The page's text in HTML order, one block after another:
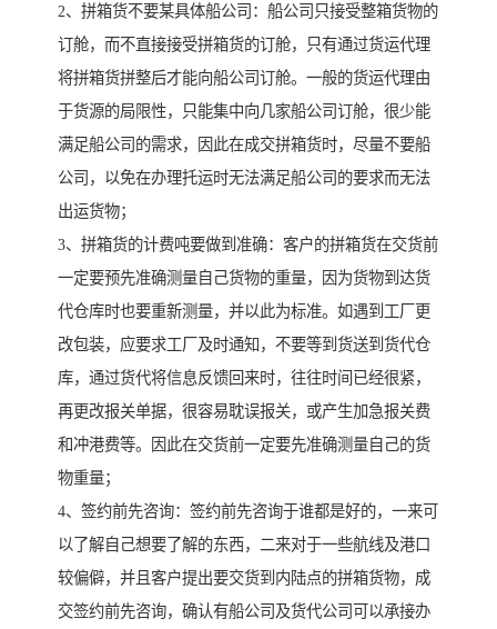
2、拼箱货不要某具体船公司：船公司只接受整箱货物的
订舱，而不直接接受拼箱货的订舱，只有通过货运代理
将拼箱货拼整后才能向船公司订舱。一般的货运代理由
于货源的局限性，只能集中向几家船公司订舱，很少能
满足船公司的需求，因此在成交拼箱货时，尽量不要船
公司，以免在办理托运时无法满足船公司的要求而无法
出运货物；
3、拼箱货的计费吨要做到准确：客户的拼箱货在交货前
一定要预先准确测量自己货物的重量，因为货物到达货
代仓库时也要重新测量，并以此为标准。如遇到工厂更
改包装，应要求工厂及时通知，不要等到货送到货代仓
库，通过货代将信息反馈回来时，往往时间已经很紧，
再更改报关单据，很容易耽误报关，或产生加急报关费
和冲港费等。因此在交货前一定要先准确测量自己的货
物重量；
4、签约前先咨询：签约前先咨询于谁都是好的，一来可
以了解自己想要了解的东西，二来对于一些航线及港口
较偏僻，并且客户提出要交货到内陆点的拼箱货物，成
交签约前先咨询，确认有船公司及货代公司可以承接办